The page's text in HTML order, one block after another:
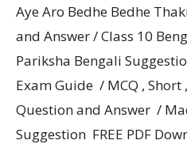
Aye Aro Bedhe Bedhe
and Answer / Class 10
Pariksha Bengali
Exam Guide / MCQ ,
Question and Answer /
Suggestion FREE PDF